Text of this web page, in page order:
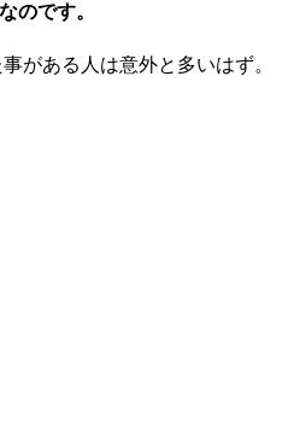
のです。
がある人は意外と多いはず。